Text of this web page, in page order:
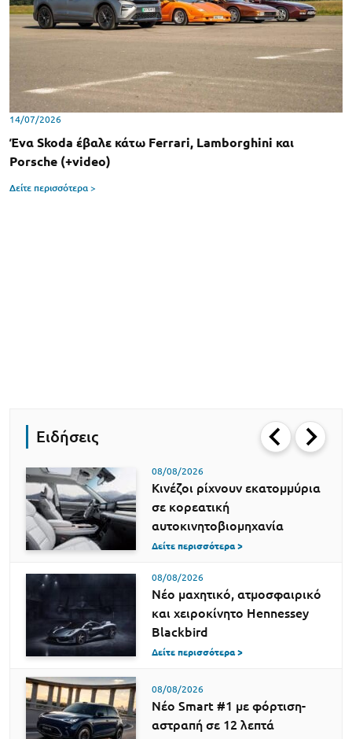
14/07/2026
Ένα Skoda έβαλε κάτω Ferrari, Lamborghini και
Porsche (+video)
Δείτε περισσότερα >
Ειδήσεις
08/08/2026
Κινέζοι ρίχνουν εκατομμύρια
σε κορεατική
αυτοκινητοβιομηχανία
Δείτε περισσότερα >
08/08/2026
Νέο μαχητικό, ατμοσφαιρικό
και χειροκίνητο Hennessey
Blackbird
Δείτε περισσότερα >
08/08/2026
Νέο Smart #1 με φόρτιση-
αστραπή σε 12 λεπτά